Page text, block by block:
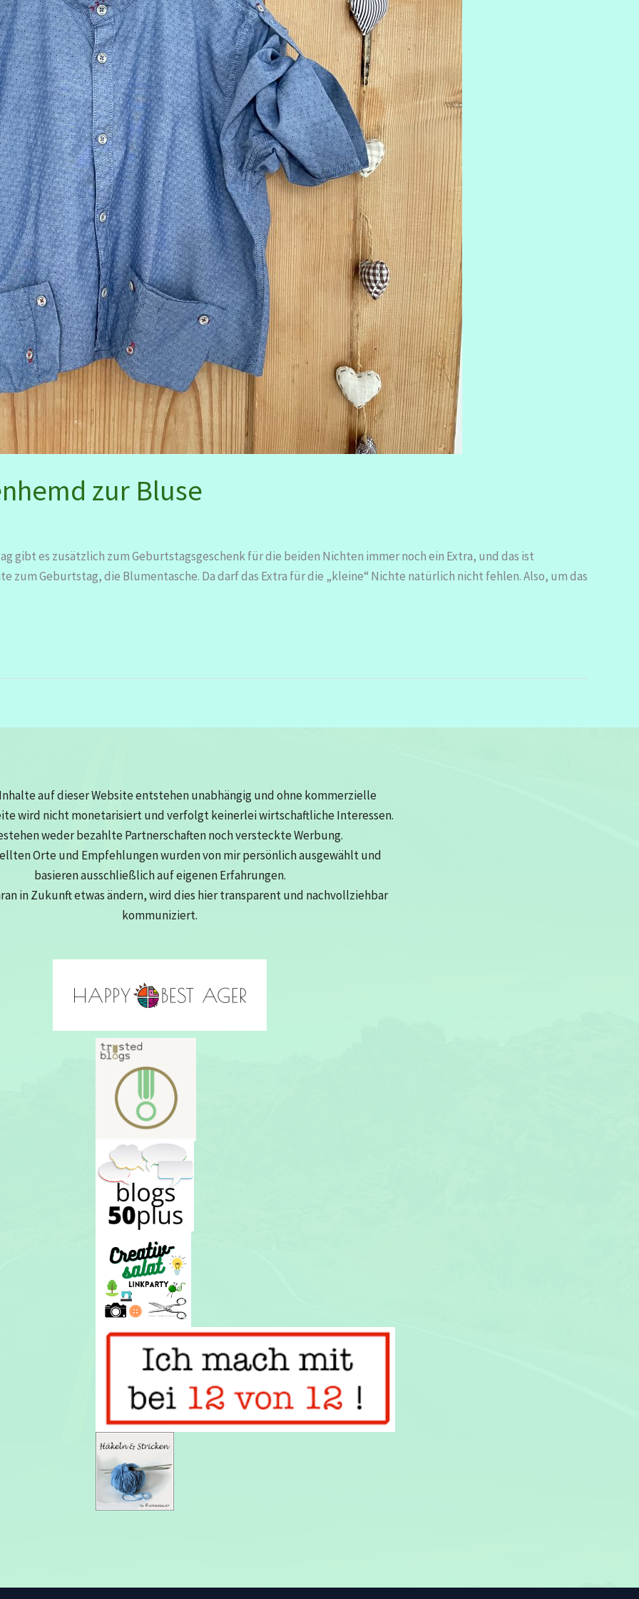
zur Bluse
gibt es zusätzlich zum Geburtstagsgeschenk für die beiden Nichten immer noch ein Extra, und das ist
zum Geburtstag, die Blumentasche. Da darf das Extra für die „kleine“ Nichte natürlich nicht fehlen. Also, um das
auf dieser Website entstehen unabhängig und ohne kommerzielle
wird nicht monetarisiert und verfolgt keinerlei wirtschaftliche Interessen.
weder bezahlte Partnerschaften noch versteckte Werbung.
Orte und Empfehlungen wurden von mir persönlich ausgewählt und
basieren ausschließlich auf eigenen Erfahrungen.
in Zukunft etwas ändern, wird dies hier transparent und nachvollziehbar
kommuniziert.